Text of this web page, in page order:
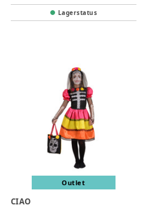
Lagerstatus
Outlet
CIAO